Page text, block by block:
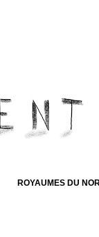
ROYAUMES DU